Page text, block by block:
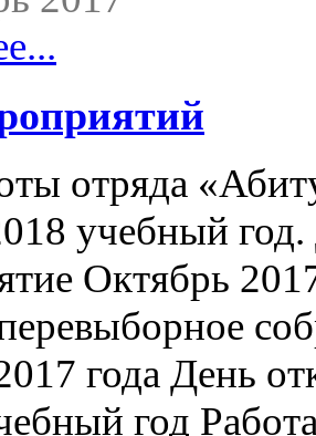
отряда
учебный год.
Октябрь
года День
год